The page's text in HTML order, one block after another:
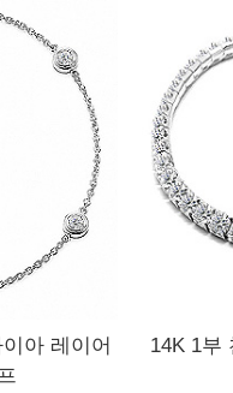
아 레이어
14K 1부